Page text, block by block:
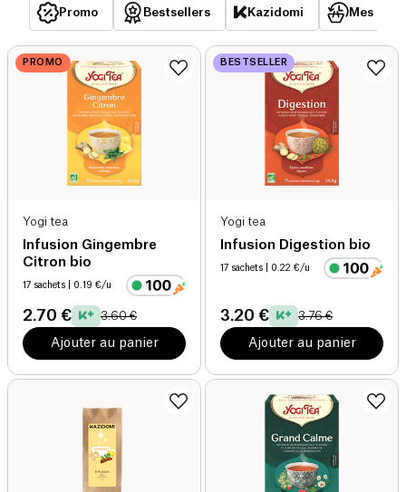
Promo Bestsellers Kazidomi Mes
PROMO
Yogi tea
Infusion Gingembre
Citron bio
17 sachets | 0.19 €/u
2.70 € 3.60 €
Ajouter au panier
BESTSELLER
Yogi tea
Infusion Digestion bio
17 sachets | 0.22 €/u
3.20 € 3.76 €
Ajouter au panier